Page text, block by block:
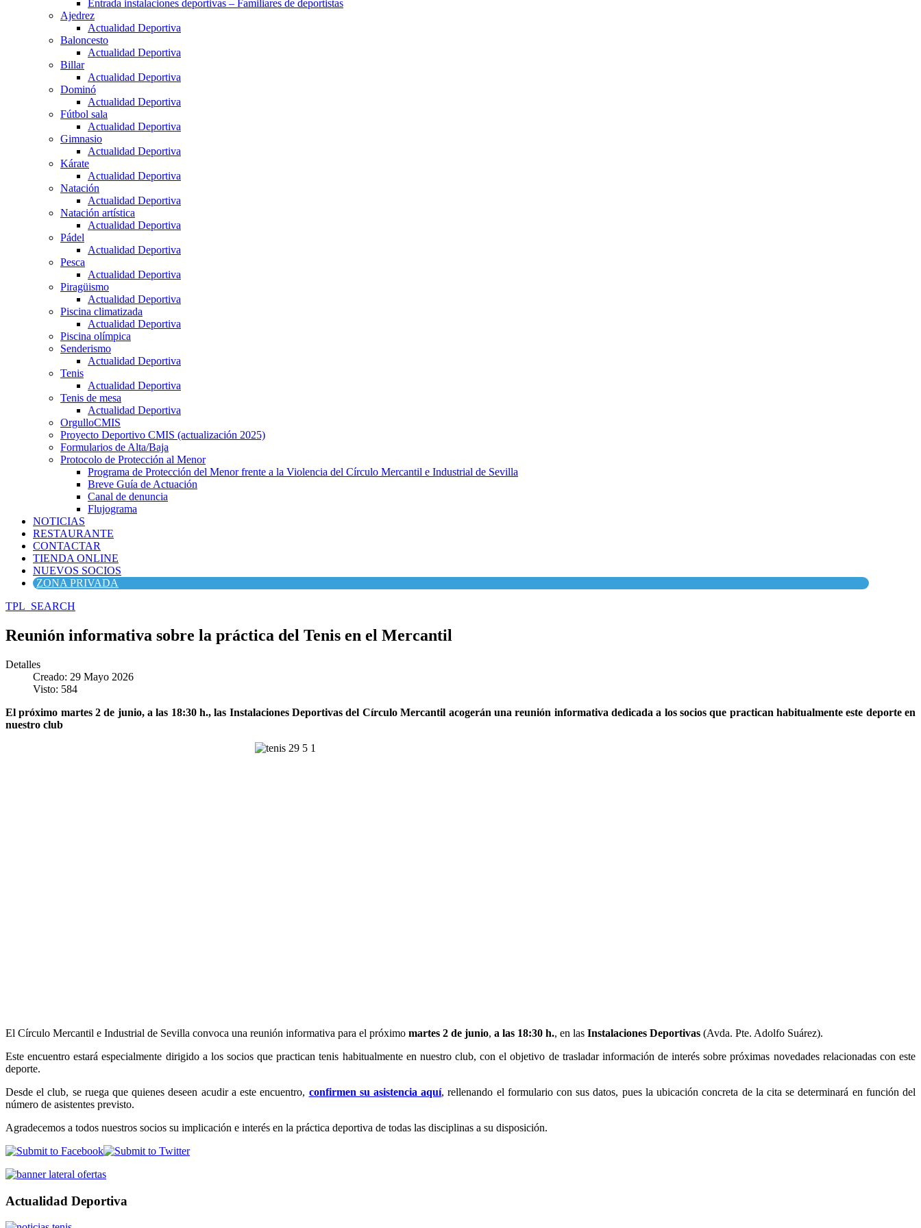
Entrada instalaciones deportivas – Familiares de deportistas
Ajedrez
Actualidad Deportiva
Baloncesto
Actualidad Deportiva
Billar
Actualidad Deportiva
Dominó
Actualidad Deportiva
Fútbol sala
Actualidad Deportiva
Gimnasio
Actualidad Deportiva
Kárate
Actualidad Deportiva
Natación
Actualidad Deportiva
Natación artística
Actualidad Deportiva
Pádel
Actualidad Deportiva
Pesca
Actualidad Deportiva
Piragüismo
Actualidad Deportiva
Piscina climatizada
Actualidad Deportiva
Piscina olímpica
Senderismo
Actualidad Deportiva
Tenis
Actualidad Deportiva
Tenis de mesa
Actualidad Deportiva
OrgulloCMIS
Proyecto Deportivo CMIS (actualización 2025)
Formularios de Alta/Baja
Protocolo de Protección al Menor
Programa de Protección del Menor frente a la Violencia del Círculo Mercantil e Industrial de Sevilla
Breve Guía de Actuación
Canal de denuncia
Flujograma
NOTICIAS
RESTAURANTE
CONTACTAR
TIENDA ONLINE
NUEVOS SOCIOS
ZONA PRIVADA
TPL_SEARCH
Reunión informativa sobre la práctica del Tenis en el Mercantil
Detalles
Creado: 29 Mayo 2026
Visto: 584
El próximo martes 2 de junio, a las 18:30 h., las Instalaciones Deportivas del Círculo Mercantil acogerán una reunión informativa dedicada a los socios que practican habitualmente este deporte en
nuestro club
El Círculo Mercantil e Industrial de Sevilla convoca una reunión informativa para el próximo martes 2 de junio, a las 18:30 h., en las Instalaciones Deportivas (Avda. Pte. Adolfo Suárez).
Este encuentro estará especialmente dirigido a los socios que practican tenis habitualmente en nuestro club, con el objetivo de trasladar información de interés sobre próximas novedades relacionadas con este
deporte.
Desde el club, se ruega que quienes deseen acudir a este encuentro, confirmen su asistencia aquí, rellenando el formulario con sus datos, pues la ubicación concreta de la cita se determinará en función del
número de asistentes previsto.
Agradecemos a todos nuestros socios su implicación e interés en la práctica deportiva de todas las disciplinas a su disposición.
Actualidad Deportiva